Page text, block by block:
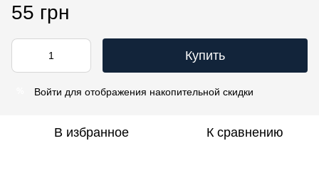
55 грн
Купить
Войти для отображения накопительной скидки
В избранное К сравнению